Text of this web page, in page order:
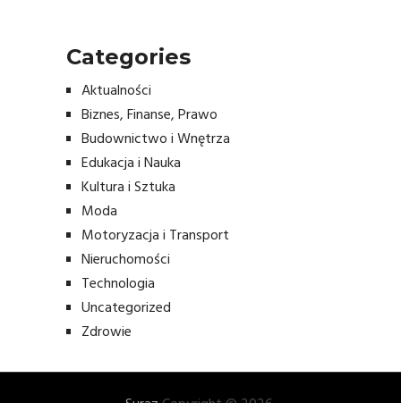
Categories
Aktualności
Biznes, Finanse, Prawo
Budownictwo i Wnętrza
Edukacja i Nauka
Kultura i Sztuka
Moda
Motoryzacja i Transport
Nieruchomości
Technologia
Uncategorized
Zdrowie